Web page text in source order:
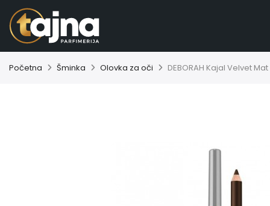
Početna Šminka Olovka za oči DEBORAH Kajal Velvet